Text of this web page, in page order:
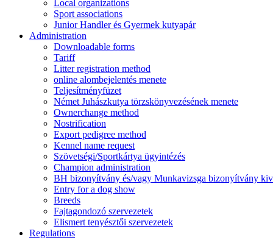
Local organizations
Sport associations
Junior Handler és Gyermek kutyapár
Administration
Downloadable forms
Tariff
Litter registration method
online alombejelentés menete
Teljesítményfüzet
Német Juhászkutya törzskönyvezésének menete
Ownerchange method
Nostrification
Export pedigree method
Kennel name request
Szövetségi/Sportkártya ügyintézés
Champion administration
BH bizonyítvány és/vagy Munkavizsga bizonyítvány
Entry for a dog show
Breeds
Fajtagondozó szervezetek
Elismert tenyésztői szervezetek
Regulations